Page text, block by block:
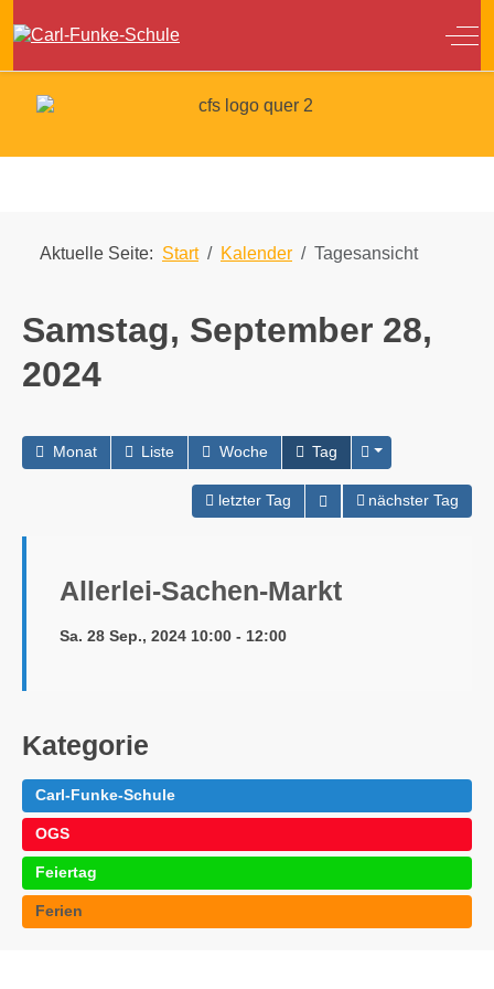
Off-
Aktuelle Seite: Start Kalender Tagesansicht
Samstag, September 28,
2024
Monat Liste Woche Tag
letzter Tag Kalender öffnen
nächster Tag
Allerlei-Sachen-Markt
Sa. 28 Sep., 2024 10:00 - 12:00
Kategorie
Carl-Funke-Schule
OGS
Feiertag
Ferien